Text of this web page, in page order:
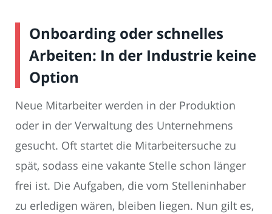
Onboarding oder schnelles
Arbeiten: In der Industrie keine
Option
Neue Mitarbeiter werden in der Produktion
oder in der Verwaltung des Unternehmens
gesucht. Oft startet die Mitarbeitersuche zu
spät, sodass eine vakante Stelle schon länger
frei ist. Die Aufgaben, die vom Stelleninhaber
zu erledigen wären, bleiben liegen. Nun gilt es,